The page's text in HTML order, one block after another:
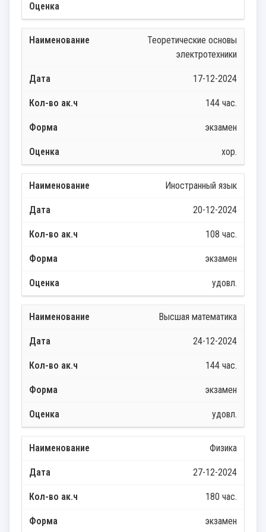
Теоретические основы
электротехники
17-12-2024
144 час.
экзамен
хор.
Иностранный язык
20-12-2024
108 час.
экзамен
удовл.
Высшая математика
24-12-2024
144 час.
экзамен
удовл.
Физика
27-12-2024
180 час.
экзамен